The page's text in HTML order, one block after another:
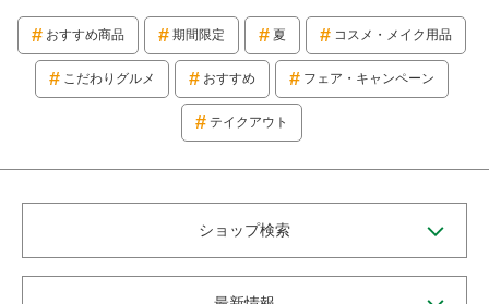
おすすめ商品 期間限定 夏 コスメ・メイク用品
こだわりグルメ おすすめ フェア・キャンペーン
テイクアウト
ショップ検索